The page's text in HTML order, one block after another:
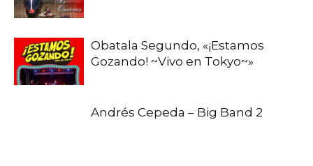
Obatala Segundo, «¡Estamos
Gozando! ~Vivo en Tokyo~»
Andrés Cepeda – Big Band 2